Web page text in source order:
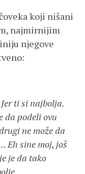
koji nišani
najmirnijim
njegove
ti si najbolja.
da podeli ovu
ne može da
Eh sine moj, još
je da tako